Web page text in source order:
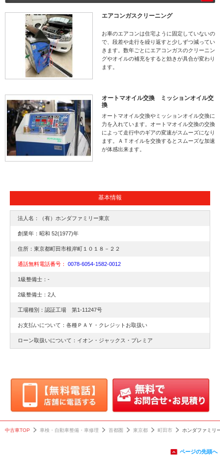
エアコンガスクリーニング
お車のエアコンは住宅ように固定していないの
で、段差や走行を繰り返すと少しずつ減ってい
きます。数年ごとにエアコンガスのクリーニン
グやオイルの補充をすると効きが具合が変わり
ます。
オートマオイル交換 ミッションオイル交
換
オートマオイル交換やミッションオイル交換に
力を入れています。オートマオイル交換の交換
によって走行中のギアの変速がスムーズになり
ます。ＡＴオイルを交換するとスムーズな加速
が体感出来ます。
基本情報
法人名：（有）ホンダファミリー東京
創業年：昭和 52(1977)年
住所：東京都町田市根岸町１０１８－２２
通話無料電話番号： 0078-6054-1582-0012
1級整備士：-
2級整備士：2人
工場種別：認証工場 第1-11247号
お支払いについて：各種ＰＡＹ・クレジットお取扱い
ローン取扱いについて：イオン・ジャックス・プレミア
中古車TOP 車検・自動車整備・車修理 首都圏 東京都 町田市 ホンダファミリ
ページの先頭へ